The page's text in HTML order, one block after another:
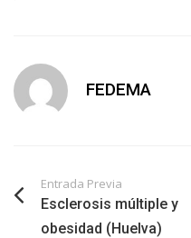
FEDEMA
Entrada Previa
Esclerosis múltiple y
obesidad (Huelva)